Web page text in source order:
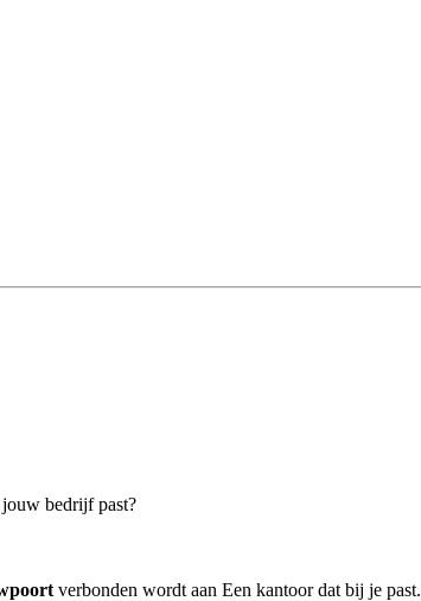
bedrijf past?
verbonden wordt aan Een kantoor dat bij je past.